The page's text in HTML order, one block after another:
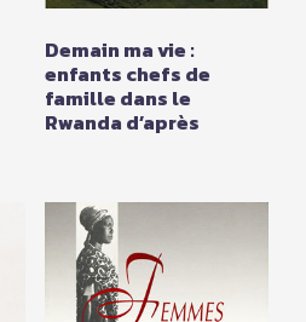
Demain ma vie :
enfants chefs de
famille dans le
Rwanda d’après